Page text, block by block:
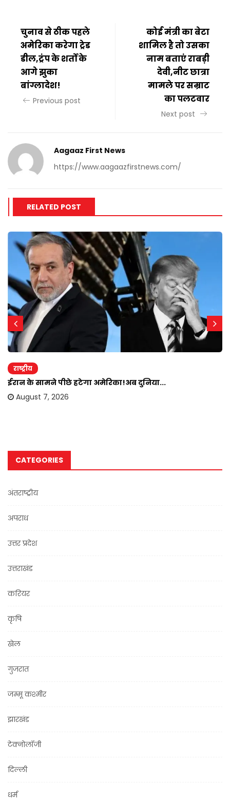
चुनाव से ठीक पहले
अमेरिका करेगा ट्रेड
डील,ट्रंप के शर्तों के
आगे झुका
बांग्लादेश!
Previous post
कोई मंत्री का बेटा
शामिल है तो उसका
नाम बताएं राबड़ी
देवी,नीट छात्रा
मामले पर सम्राट
का पलटवार
Next post
Aagaaz First News
https://www.aagaazfirstnews.com/
RELATED POST
राष्ट्रीय
ईरान के सामने पीछे हटेगा अमेरिका!अब दुनिया...
August 7, 2026
CATEGORIES
अंतराष्ट्रीय
अपराध
उत्तर प्रदेश
उत्तराखंड
करियर
कृषि
खेल
गुजरात
जम्मू कश्मीर
झारखंड
टेक्नोलॉजी
दिल्ली
धर्म